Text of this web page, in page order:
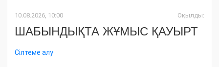
10.08.2026, 10:00 Оқылды:
ШАБЫНДЫҚТА ЖҰМЫС ҚАУЫРТ
Сілтеме алу